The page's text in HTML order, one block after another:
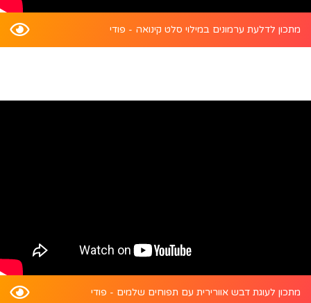
מתכון לדלעת ערמונים במילוי סלט קינואה - פודי
מתכון לעוגת דבש אוורירית עם תפוחים שלמים - פודי